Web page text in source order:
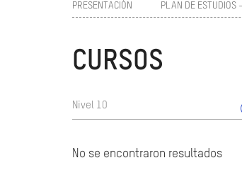
PRESENTACIÓN PLAN DE ESTUDIOS
CURSOS
Nivel 10
No se encontraron resultados